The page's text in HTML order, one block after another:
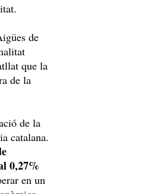
de
que la
de la
de la
catalana.
0,27%
en un